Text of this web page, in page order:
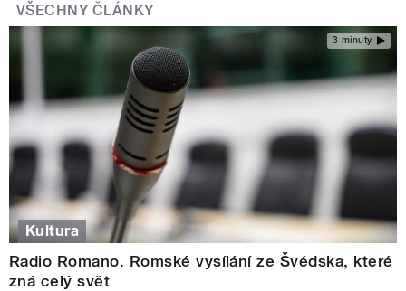
VŠECHNY ČLÁNKY
3 minuty
Kultura
Radio Romano. Romské vysílání ze Švédska, které
zná celý svět